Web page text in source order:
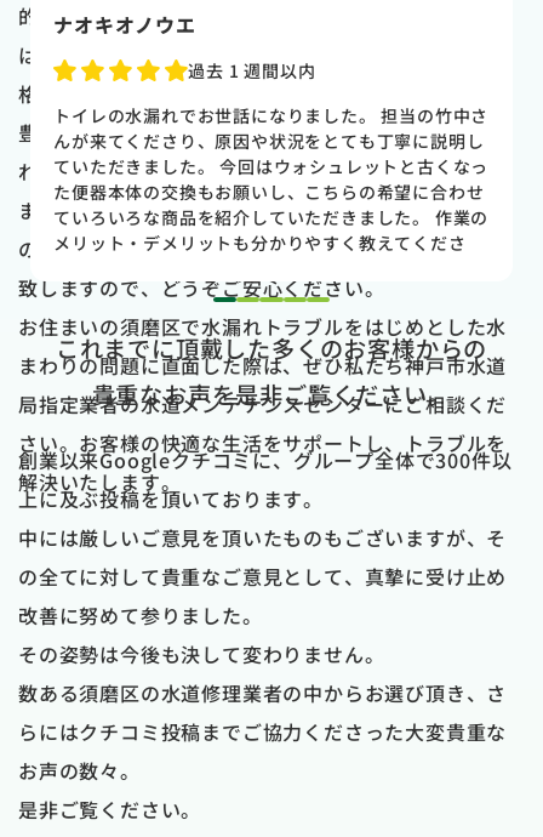
的確な状況把握と最適なアプローチが必須です。弊社
は、神戸市水道局指定業者として、高い技術を適正価
格でお届けし、お喜び頂いておりますので、是非経験
豊富なスタッフによる高品質なサービスをお選び頂け
ればと思います。
また、作業の前には、明確な見積もりと修理作業内容
の説明を行いますので、ご納得頂いた上で作業を開始
致しますので、どうぞご安心ください。
お住まいの須磨区で水漏れトラブルをはじめとした水
まわりの問題に直面した際は、ぜひ私たち神戸市水道
局指定業者の水道メンテナンスセンターにご相談くだ
さい。お客様の快適な生活をサポートし、トラブルを
解決いたします。
naoki higasi
1 か月前
トイレの水漏れがあり来ていただきました。水漏れ箇
所もすぐに判明しました。10数年使用していた一体型
のトイレだった為使いやすさ等しっかりと説明してい
ただき交換する事になりました。正直痛い出費でした
が発見が早かったので壁や床の工事を考えるとまだ費
用は抑えれました。今回担当して頂いた竹中さんは人
た。 今回は2階のトイレでしたが、1階のトイレも修
理が必要になった時はまたお願いしたいと思いまし
た。
1 2 3 4 5
これまでに頂戴した多くのお客様からの
貴重なお声を是非ご覧ください。
創業以来Googleクチコミに、グループ全体で300件以
上に及ぶ投稿を頂いております。
中には厳しいご意見を頂いたものもございますが、そ
の全てに対して貴重なご意見として、真摯に受け止め
改善に努めて参りました。
その姿勢は今後も決して変わりません。
数ある須磨区の水道修理業者の中からお選び頂き、さ
らにはクチコミ投稿までご協力くださった大変貴重な
お声の数々。
是非ご覧ください。